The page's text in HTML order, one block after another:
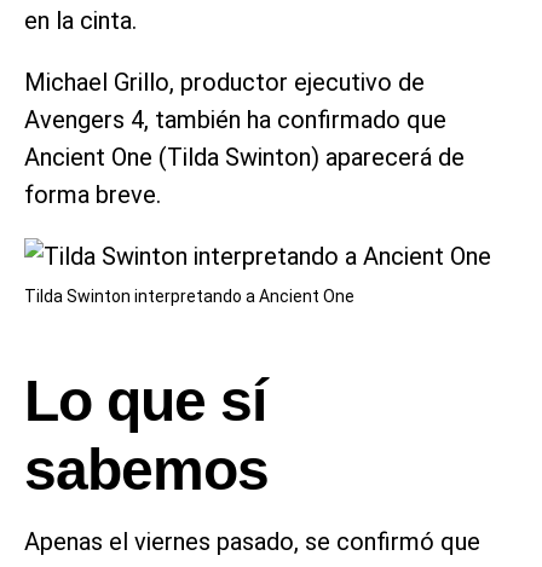
en la cinta.
Michael Grillo, productor ejecutivo de
Avengers 4, también ha confirmado que
Ancient One (Tilda Swinton) aparecerá de
forma breve.
Tilda Swinton interpretando a Ancient One
Lo que sí
sabemos
Apenas el viernes pasado, se confirmó que